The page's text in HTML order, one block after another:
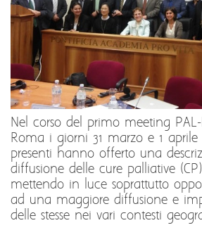
Nel corso del primo meeting PAL-
Roma i giorni 31 marzo e 1 aprile
presenti hanno offerto una
diffusione delle cure palliative
mettendo in luce soprattutto
ad una maggiore diffusione e
delle stesse nei vari contesti